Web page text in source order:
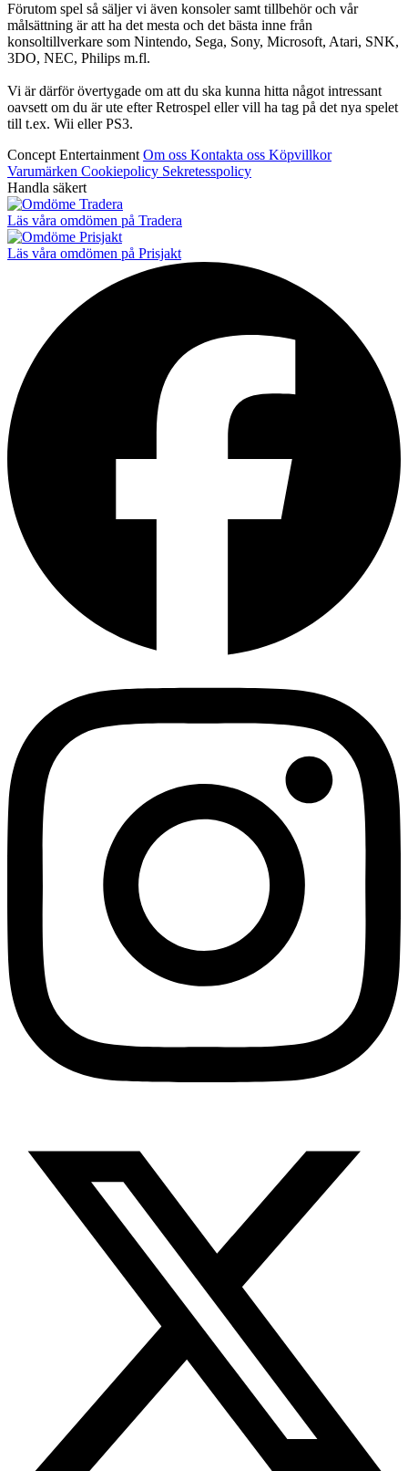
Förutom spel så säljer vi även konsoler samt tillbehör och vår
målsättning är att ha det mesta och det bästa inne från
konsoltillverkare som Nintendo, Sega, Sony, Microsoft, Atari, SNK,
3DO, NEC, Philips m.fl.
Vi är därför övertygade om att du ska kunna hitta något intressant
oavsett om du är ute efter Retrospel eller vill ha tag på det nya spelet
till t.ex. Wii eller PS3.
Concept Entertainment Om oss Kontakta oss Köpvillkor
Varumärken Cookiepolicy Sekretesspolicy
Handla säkert
Läs våra omdömen på Tradera
Läs våra omdömen på Prisjakt